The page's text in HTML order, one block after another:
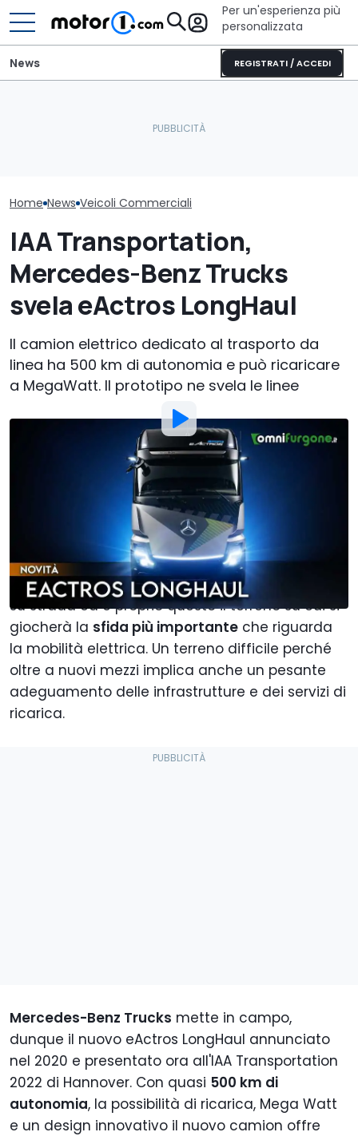
Per un'esperienza più
personalizzata
REGISTRATI / ACCEDI
News
Home News Veicoli Commerciali
IAA Transportation,
Mercedes-Benz Trucks
svela eActros LongHaul
Il camion elettrico dedicato al trasporto da
linea ha 500 km di autonomia e può ricaricare
a MegaWatt. Il prototipo ne svela le linee
Francesco Stazi
alle13:00
Aggiungi Motor1.com alle
fonti preferite su Google
Il trasporto pesante a lungo raggio è il
segmento più impegnativo del trasporto merci
su strada ed è proprio questo il terreno su cui si
giocherà la sfida più importante che riguarda
la mobilità elettrica. Un terreno difficile perché
oltre a nuovi mezzi implica anche un pesante
adeguamento delle infrastrutture e dei servizi di
ricarica.
Mercedes-Benz Trucks mette in campo,
dunque il nuovo eActros LongHaul annunciato
nel 2020 e presentato ora all'IAA Transportation
2022 di Hannover. Con quasi 500 km di
autonomia, la possibilità di ricarica, Mega Watt
e un design innovativo il nuovo camion offre